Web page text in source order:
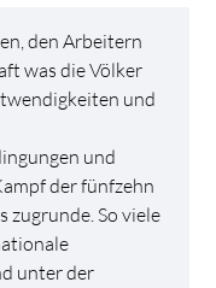
den Arbeitern
was die Völker
und
und
der fünfzehn
zugrunde. So viele
unter der